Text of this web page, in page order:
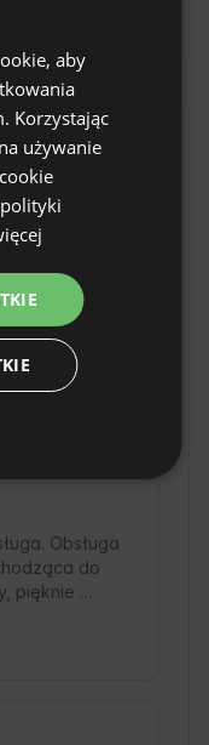
i zielenią.
chcą
się
W okolicy
i rowerowe,
każdy
i ciesz
🍃.
ocen.
Obsługa
do
pięknie
łódki na
SPANISH
GERMAN
DUTCH
aby
Korzystając
używanie